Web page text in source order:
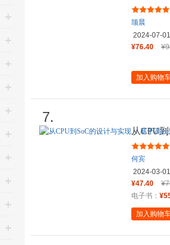
颉晨
2024-07-01
¥76.40
加入购物
7.
从CPU
源软件
何宾
2024-03-01
¥47.40
电子书：
加入购物